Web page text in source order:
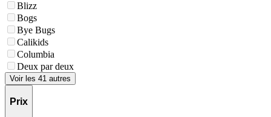
Blizz
Bogs
Bye Bugs
Calikids
Columbia
Deux par deux
Voir les 41 autres
Prix